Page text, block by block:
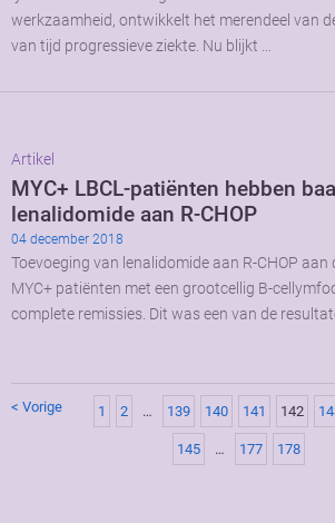
werkzaamheid, ontwikkelt het merendeel van
van tijd progressieve ziekte. Nu blijkt …
Artikel
MYC+ LBCL-patiënten hebben
lenalidomide aan R-CHOP
04 december 2018
Toevoeging van lenalidomide aan R-CHOP aan
MYC+ patiënten met een grootcellig B-
complete remissies. Dit was een van de
< Vorige 1 2 … 139 140 141 142
145 … 177 178